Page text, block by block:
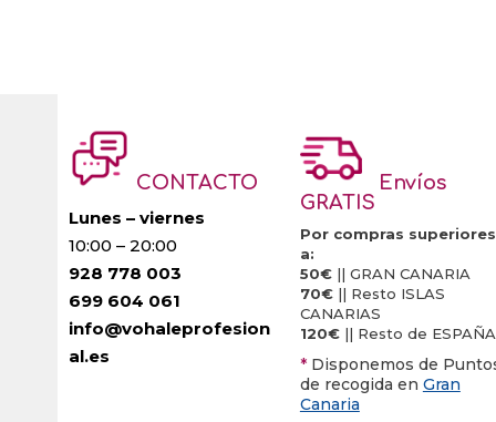
CONTACTO
Lunes – viernes
10:00 – 20:00
928 778 003
699 604 061
info@vohaleprofesion
al.es
Envíos
GRATIS
Por compras superiores
a:
50€|| GRAN CANARIA
70€|| Resto ISLAS
CANARIAS
120€|| Resto de ESPAÑA
* Disponemos de
de recogida en Gran
Canaria